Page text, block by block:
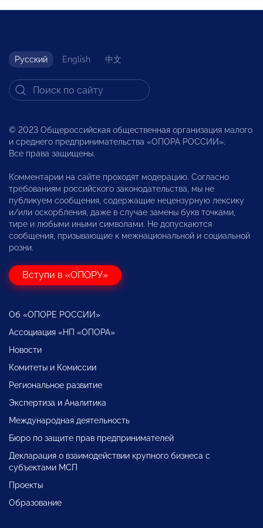
Русский English 中文
© 2023 Общероссийская общественная организация малого
и среднего предпринимательства «ОПОРА РОССИИ».
Все права защищены.
Комментарии на сайте проходят модерацию. Согласно
требованиям российского законодательства, мы не
публикуем сообщения, содержащие нецензурную лексику
и/или оскорбления, даже в случае замены букв точками,
тире и любыми иными символами. Не допускаются
сообщения, призывающие к межнациональной и социальной
розни.
Вступи в «ОПОРУ»
Об «ОПОРЕ РОССИИ»
Ассоциация «НП «ОПОРА»
Новости
Комитеты и Комиссии
Региональное развитие
Экспертиза и Аналитика
Международная деятельность
Бюро по защите прав предпринимателей
Декларация о взаимодействии крупного бизнеса с
субъектами МСП
Проекты
Образование